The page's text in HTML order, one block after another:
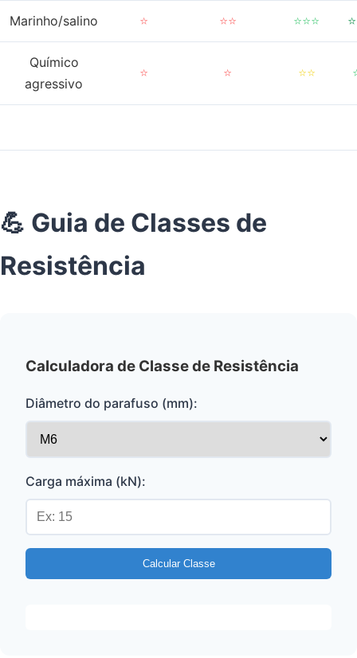
Marinho/salino ⭐ ⭐⭐ ⭐⭐⭐
Químico
agressivo
⭐ ⭐ ⭐⭐
💪 Guia de Classes de
Resistência
Calculadora de Classe de Resistência
Diâmetro do parafuso (mm):
Carga máxima (kN):
Calcular Classe